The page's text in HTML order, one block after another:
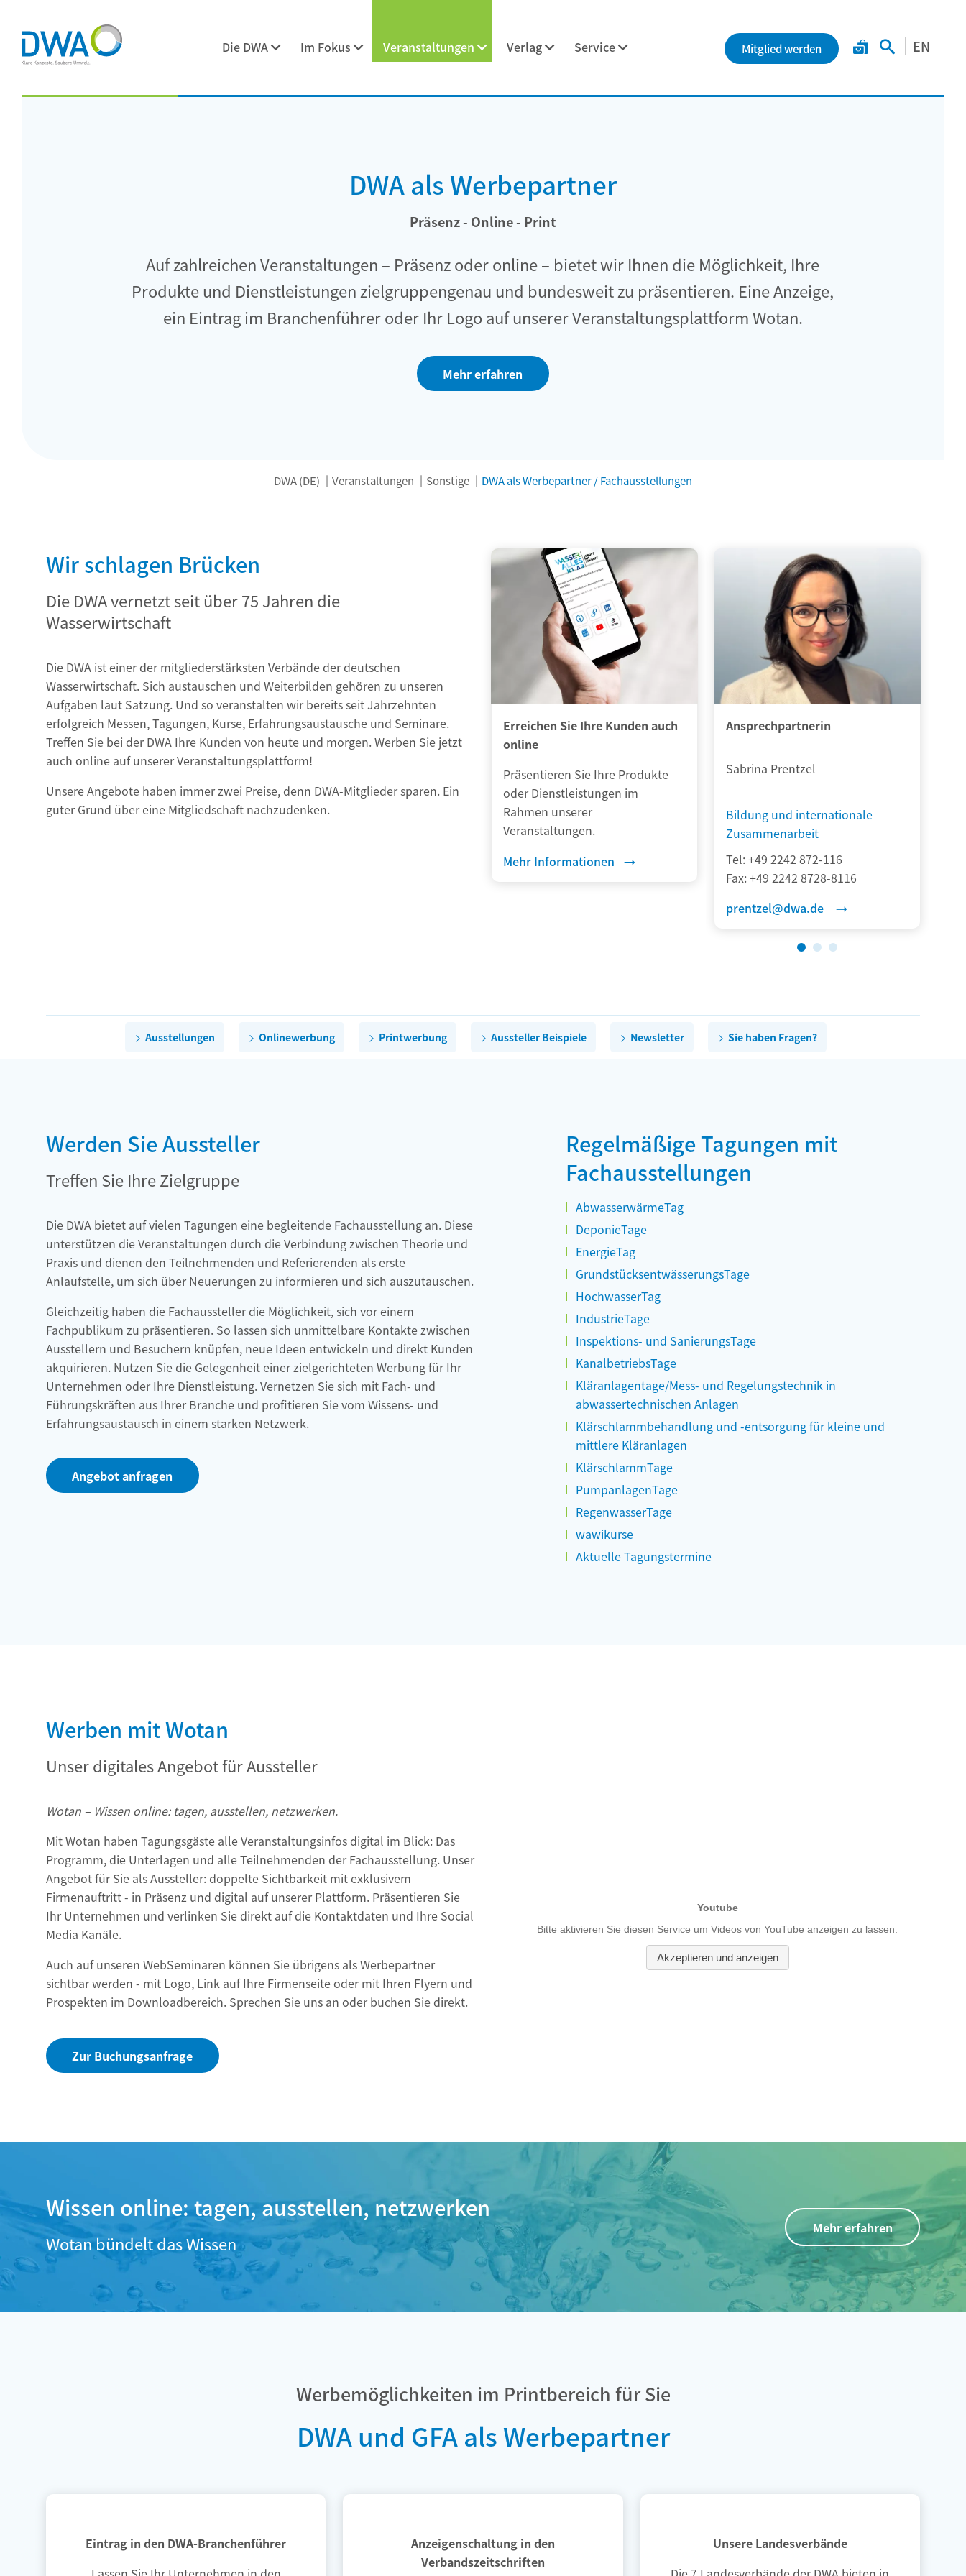
Die DWA Im Fokus Veranstaltungen Verlag Service Mitglied werden EN
DWA als Werbepartner
Präsenz - Online - Print
Auf zahlreichen Veranstaltungen – Präsenz oder online – bietet wir Ihnen die Möglichkeit, Ihre
Produkte und Dienstleistungen zielgruppengenau und bundesweit zu präsentieren. Eine Anzeige,
ein Eintrag im Branchenführer oder Ihr Logo auf unserer Veranstaltungsplattform Wotan.
Mehr erfahren
DWA (DE) Veranstaltungen Sonstige DWA als Werbepartner / Fachausstellungen
Wir schlagen Brücken
Die DWA vernetzt seit über 75 Jahren die
Wasserwirtschaft
Die DWA ist einer der mitgliederstärksten Verbände der deutschen
Wasserwirtschaft. Sich austauschen und Weiterbilden gehören zu unseren
Aufgaben laut Satzung. Und so veranstalten wir bereits seit Jahrzehnten
erfolgreich Messen, Tagungen, Kurse, Erfahrungsaustausche und Seminare.
Treffen Sie bei der DWA Ihre Kunden von heute und morgen. Werben Sie jetzt
auch online auf unserer Veranstaltungsplattform!
Unsere Angebote haben immer zwei Preise, denn DWA-Mitglieder sparen. Ein
guter Grund über eine Mitgliedschaft nachzudenken.
Erreichen Sie Ihre Kunden auch
online
Präsentieren Sie Ihre Produkte
oder Dienstleistungen im
Rahmen unserer
Veranstaltungen.
Mehr Informationen
Ansprechpartner
Raphael Rindfleisch
Bildung und internationale
Zusammenarbeit
Tel:+49 2242 872-247
Ansprechpartnerin
Sabrina Prentzel
Bildung und internationale
Zusammenarbeit
Tel: +49 2242 872-116
Fax: +49 2242 8728-8116
prentzel@dwa.de
Ausstellungen Onlinewerbung Printwerbung Aussteller Beispiele Newsletter Sie haben Fragen?
Werden Sie Aussteller
Treffen Sie Ihre Zielgruppe
Die DWA bietet auf vielen Tagungen eine begleitende Fachausstellung an. Diese
unterstützen die Veranstaltungen durch die Verbindung zwischen Theorie und
Praxis und dienen den Teilnehmenden und Referierenden als erste
Anlaufstelle, um sich über Neuerungen zu informieren und sich auszutauschen.
Gleichzeitig haben die Fachaussteller die Möglichkeit, sich vor einem
Fachpublikum zu präsentieren. So lassen sich unmittelbare Kontakte zwischen
Ausstellern und Besuchern knüpfen, neue Ideen entwickeln und direkt Kunden
akquirieren. Nutzen Sie die Gelegenheit einer zielgerichteten Werbung für Ihr
Unternehmen oder Ihre Dienstleistung. Vernetzen Sie sich mit Fach- und
Führungskräften aus Ihrer Branche und profitieren Sie vom Wissens- und
Erfahrungsaustausch in einem starken Netzwerk.
Angebot anfragen
Regelmäßige Tagungen mit
Fachausstellungen
AbwasserwärmeTag
DeponieTage
EnergieTag
GrundstücksentwässerungsTage
HochwasserTag
IndustrieTage
Inspektions- und SanierungsTage
KanalbetriebsTage
Kläranlagentage/Mess- und Regelungstechnik in
abwassertechnischen Anlagen
Klärschlammbehandlung und -entsorgung für kleine und
mittlere Kläranlagen
KlärschlammTage
PumpanlagenTage
RegenwasserTage
wawikurse
Aktuelle Tagungstermine
Werben mit Wotan
Unser digitales Angebot für Aussteller
Wotan – Wissen online: tagen, ausstellen, netzwerken.
Mit Wotan haben Tagungsgäste alle Veranstaltungsinfos digital im Blick: Das
Programm, die Unterlagen und alle Teilnehmenden der Fachausstellung. Unser
Angebot für Sie als Aussteller: doppelte Sichtbarkeit mit exklusivem
Firmenauftritt - in Präsenz und digital auf unserer Plattform. Präsentieren Sie
Ihr Unternehmen und verlinken Sie direkt auf die Kontaktdaten und Ihre Social
Media Kanäle.
Auch auf unseren WebSeminaren können Sie übrigens als Werbepartner
sichtbar werden - mit Logo, Link auf Ihre Firmenseite oder mit Ihren Flyern und
Prospekten im Downloadbereich. Sprechen Sie uns an oder buchen Sie direkt.
Zur Buchungsanfrage
Wissen online: tagen, ausstellen, netzwerken
Wotan bündelt das Wissen
Mehr erfahren
Werbemöglichkeiten im Printbereich für Sie
DWA und GFA als Werbepartner
Eintrag in den DWA-Branchenführer
Anzeigenschaltung in den
Verbandszeitschriften
Unsere Landesverbände